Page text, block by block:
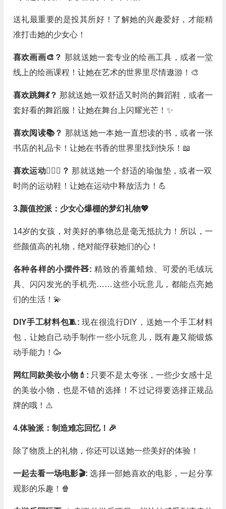
送礼最重要的是投其所好！了解她的兴趣爱好，才能精
准打击她的少女心！
喜欢画画🎨？那就送她一套专业的绘画工具，或者一堂
线上的绘画课程！让她在艺术的世界里尽情遨游！🎨
喜欢跳舞💃？ 那就送她一双舒适又时尚的舞蹈鞋，或者一
套好看的舞蹈服！让她在舞台上闪耀光芒！✨
喜欢阅读📚？ 那就送她一本她一直想读的书，或者一张
书店的礼品卡！让她在书香的世界里找到快乐！📖
喜欢运动🏃🏻‍♀️？那就送她一个舒适的瑜伽垫，或者一双
时尚的运动鞋！让她在运动中释放活力！💪
3.颜值控派：少女心爆棚的梦幻礼物💖
14岁的女孩，对美好的事物总是毫无抵抗力！所以，一
些颜值高的礼物，绝对能俘获她们的心！
各种各样的小摆件🧸:精致的香薰蜡烛、可爱的毛绒玩
具、闪闪发光的手机壳……这些小玩意儿，都能点亮她
们的生活！💫
DIY手工材料包🧵:现在很流行DIY，送她一个手工材料
包，让她自己动手制作一些小玩意儿，既有趣又能锻炼
动手能力！🥳
网红同款美妆小物💄: 只要不是太夸张，一些少女感十足
的美妆小物，也是不错的选择！不过记得要选择正规品
牌的哦！⚠️
4.体验派：制造难忘回忆！🎉
除了物质上的礼物，你还可以送她一些美好的体验！
一起去看一场电影🎬:选择一部她喜欢的电影，一起分享
观影的乐趣！🍿